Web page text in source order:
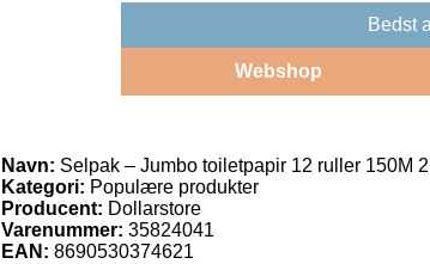
Bedst
Webshop
Navn: Selpak – Jumbo toiletpapir 12 ruller 150M
Kategori: Populære produkter
Producent: Dollarstore
Varenummer: 35824041
EAN: 8690530374621